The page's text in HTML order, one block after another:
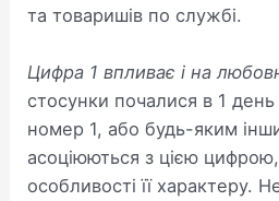
та товаришів по службі.
Цифра 1 впливає і на
стосунки почалися в 1 день
номер 1, або будь-яким
асоціюються з цією
особливості її характеру.